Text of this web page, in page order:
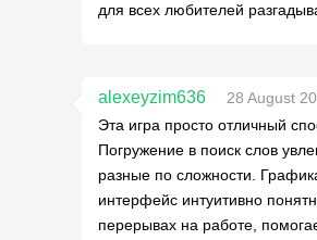
для всех любителей
alexeyzim636
28 August
Эта игра просто отличный
Погружение в поиск слов
разные по сложности.
интерфейс интуитивно
перерывах на работе,